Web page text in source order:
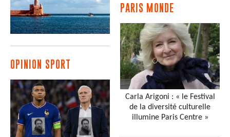
OPINION SPORT
PARIS MONDE
Carla Arigoni : « le Festival
de la diversité culturelle
illumine Paris Centre »